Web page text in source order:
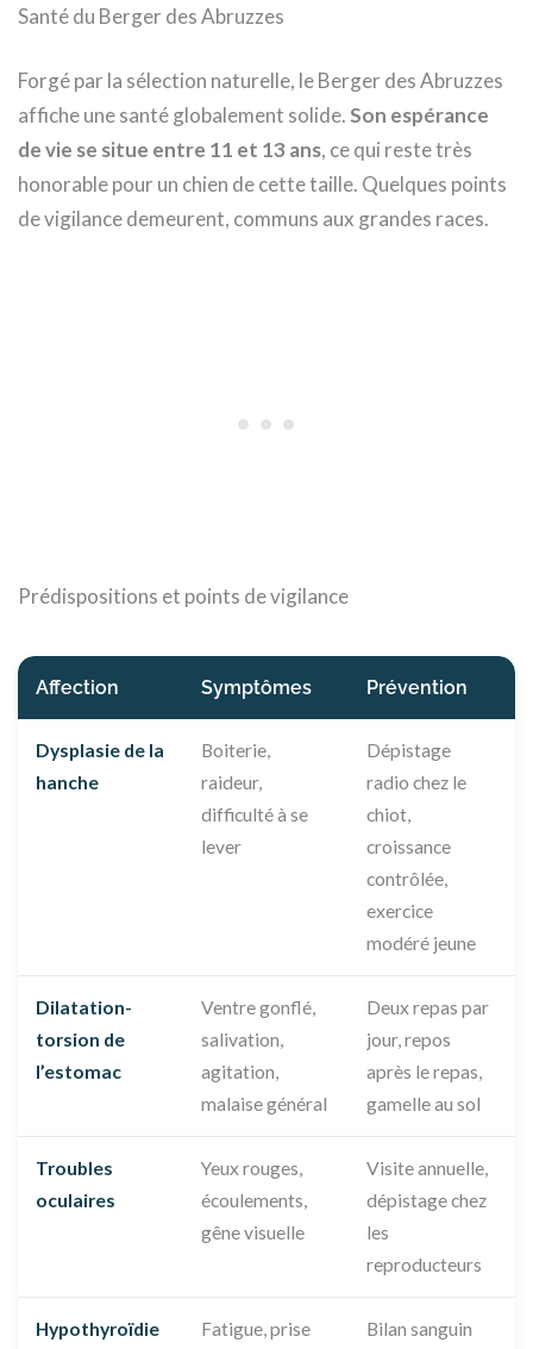
Santé du Berger des Abruzzes
Forgé par la sélection naturelle, le Berger des Abruzzes
affiche une santé globalement solide.Son espérance
de vie se situe entre 11 et 13 ans, ce qui reste très
honorable pour un chien de cette taille. Quelques points
de vigilance demeurent, communs aux grandes races.
Prédispositions et points de vigilance
Affection Symptômes Prévention
Dysplasie de la
hanche
Boiterie,
raideur,
difficulté à se
lever
Dépistage
radio chez le
chiot,
croissance
contrôlée,
exercice
modéré jeune
Dilatation-
torsion de
l’estomac
Ventre gonflé,
salivation,
agitation,
malaise général
Deux repas par
jour, repos
après le repas,
gamelle au sol
Troubles
oculaires
Yeux rouges,
écoulements,
gêne visuelle
Visite annuelle,
dépistage chez
les
reproducteurs
Hypothyroïdie
Fatigue, prise
Bilan sanguin